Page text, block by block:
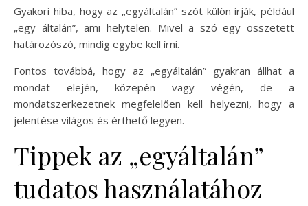
Gyakori hiba, hogy az „egyáltalán” szót külön írják, például
„egy általán”, ami helytelen. Mivel a szó egy összetett
határozószó, mindig egybe kell írni.
Fontos továbbá, hogy az „egyáltalán” gyakran állhat a
mondat elején, közepén vagy végén, de a
mondatszerkezetnek megfelelően kell helyezni, hogy a
jelentése világos és érthető legyen.
Tippek az „egyáltalán”
tudatos használatához